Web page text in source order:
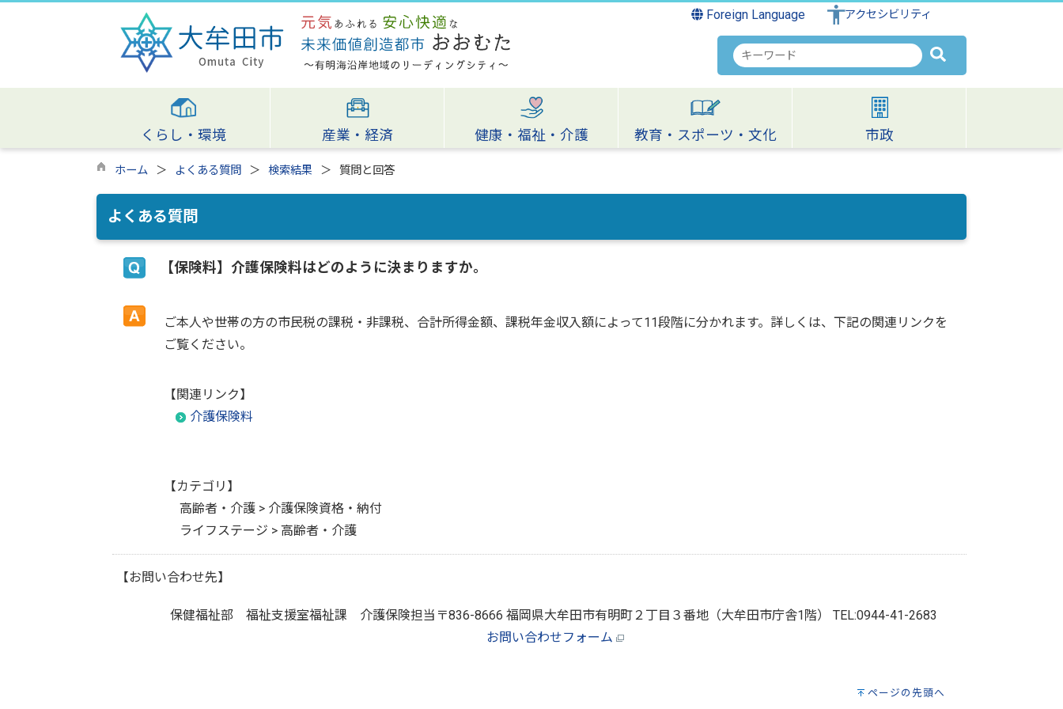
Foreign Language アクセシビリティ
検
索
キ
ワ
ー
くらし・環境 産業・経済 健康・福祉・介護 教育・スポーツ・文化 市政
ホーム よくある質問 検索結果 質問と回答
よくある質問
【保険料】介護保険料はどのように決まりますか。
ご本人や世帯の方の市民税の課税・非課税、合計所得金額、課税年金収入額によって11段階に分かれます。詳しくは、下記の関連リンクを
ご覧ください。
【関連リンク】
介護保険料
【カテゴリ】
高齢者・介護 > 介護保険資格・納付
ライフステージ > 高齢者・介護
【お問い合わせ先】
保健福祉部 福祉支援室福祉課 介護保険担当 〒836-8666 福岡県大牟田市有明町２丁目３番地（大牟田市庁舎1階） TEL:0944-41-2683
お問い合わせフォーム
ページの先頭へ